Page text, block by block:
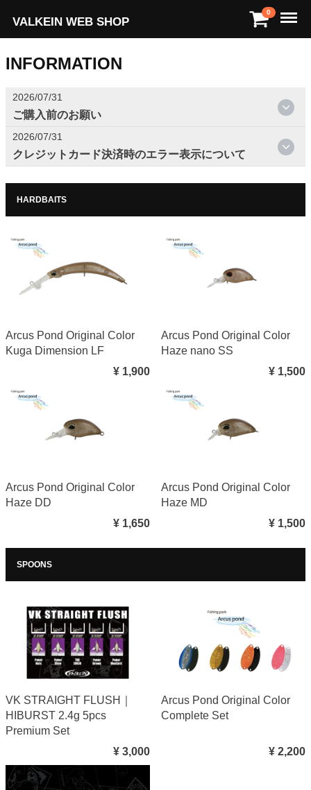
0
VALKEIN WEB SHOP
Menu
INFORMATION
2026/07/31
ご購入前のお願い
2026/07/31
クレジットカード決済時のエラー表示について
HARDBAITS
Arcus Pond Original Color
Kuga Dimension LF
¥ 1,900
Arcus Pond Original Color
Haze nano SS
¥ 1,500
Arcus Pond Original Color
Haze DD
¥ 1,650
Arcus Pond Original Color
Haze MD
¥ 1,500
SPOONS
VK STRAIGHT FLUSH｜
HIBURST 2.4g 5pcs
Premium Set
¥ 3,000
Arcus Pond Original Color
Complete Set
¥ 2,200